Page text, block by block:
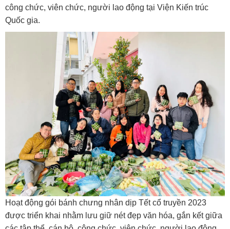
công chức, viên chức, người lao động tại Viện Kiến trúc
Quốc gia.
Hoạt động gói bánh chưng nhân dịp Tết cổ truyền 2023
được triển khai nhằm lưu giữ nét đẹp văn hóa, gắn kết giữa